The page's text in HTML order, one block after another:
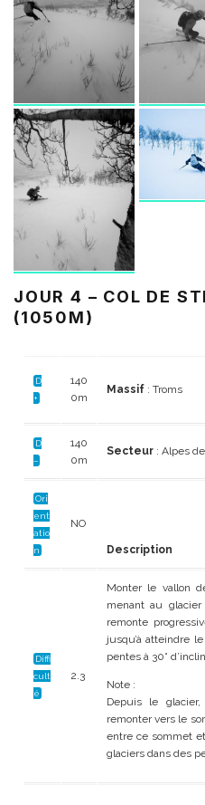
JOUR 4 – COL DE
(1050M)
D
+
140
0m
Massif: Troms
D
–
140
0m
Secteur: Alpes
Ori
ent
atio
n
NO
Description
Diffi
cult
é
2.3
Monter le vallon
menant au
remonte
jusqu’à atteindre
pentes à 30°
Note :
Depuis le
remonter vers le
entre ce sommet
glaciers dans des